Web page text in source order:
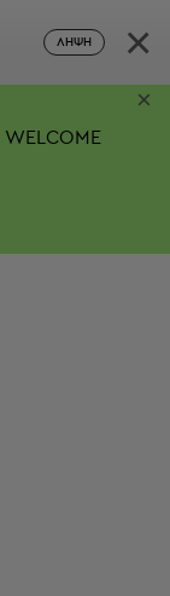
ΛΉΨΗ ×
WELCOME
×